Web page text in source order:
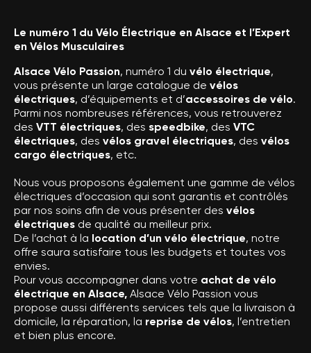
Le numéro 1 du Vélo Électrique en Alsace et l’Expert
en Vélos Musculaires
Alsace Vélo Passion, numéro 1 du vélo électrique,
vous présente un large catalogue de vélos
électriques, d’équipements et d’accessoires de vélo.
Parmi nos nombreuses références, vous retrouverez
des VTT électriques, des speedbike, des VTC
électriques, des vélos gravel électriques, des vélos
cargo électriques, etc.
Nous vous proposons également une gamme de vélos
électriques d’occasion qui sont garantis et contrôlés
par nos soins afin de vous présenter des vélos
électriques de qualité au meilleur prix.
De l’achat à la location d’un vélo électrique, notre
offre saura satisfaire tous les budgets et toutes vos
envies.
Pour vous accompagner dans votre achat de vélo
électrique en Alsace, Alsace Vélo Passion vous
propose aussi différents services tels que la livraison à
domicile, la réparation, la reprise de vélos, l’entretien
et bien plus encore.